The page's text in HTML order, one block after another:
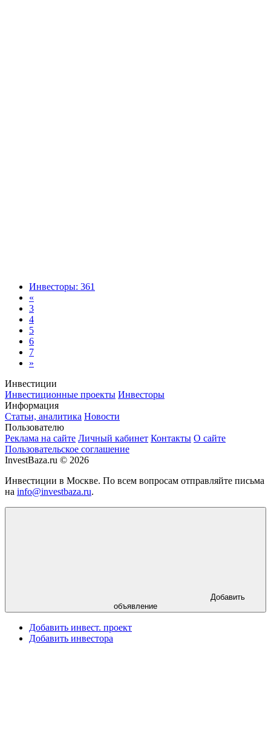
Инвесторы: 361
«
3
4
5
6
7
»
Инвестиции
Инвестиционные проекты Инвесторы
Информация
Статьи, аналитика Новости
Пользователю
Реклама на сайте Личный кабинет Контакты О сайте
Пользовательское соглашение
InvestBaza.ru © 2026
Инвестиции в Москве. По всем вопросам отправляйте письма
на info@investbaza.ru.
Добавить
объявление
Добавить инвест. проект
Добавить инвестора